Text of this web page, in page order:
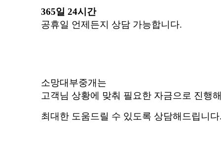
365일 24시간
공휴일 언제든지 상담 가능합니다.
소망대부중개는
고객님 상황에 맞춰 필요한 자금으로 진행
최대한 도움드릴 수 있도록 상담해드립니다.